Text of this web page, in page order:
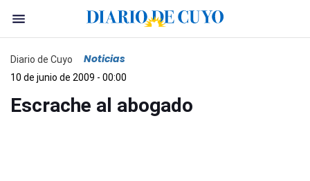
Diario de Cuyo Noticias
10 de junio de 2009 - 00:00
Escrache al abogado